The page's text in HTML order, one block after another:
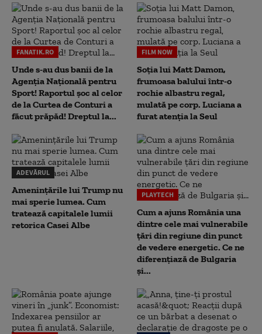
FANATIK.RO
Unde s-au dus banii de la
Agenția Națională pentru
Sport! Raportul șoc al celor
de la Curtea de Conturi a
făcut prăpăd! Dreptul la...
FILM NOW
Soția lui Matt Damon,
frumoasa balului într-o
rochie albastru regal,
mulată pe corp. Luciana a
furat atenția la Seul
ADEVĂRUL
Amenințările lui Trump nu
mai sperie lumea. Cum
tratează capitalele lumii
retorica Casei Albe
PLAYTECH
Cum a ajuns România una
dintre cele mai vulnerabile
țări din regiune din punct
de vedere energetic. Ce ne
diferențiază de Bulgaria
și...